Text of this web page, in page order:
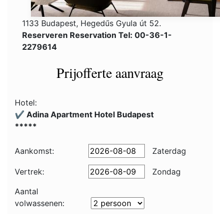
1133 Budapest, Hegedűs Gyula út 52.
Reserveren Reservation Tel: 00-36-1-
2279614
Prijofferte aanvraag
Hotel:
✔️ Adina Apartment Hotel Budapest
*****
Aankomst: Zaterdag
Vertrek:
Zondag
Aantal
volwassenen: